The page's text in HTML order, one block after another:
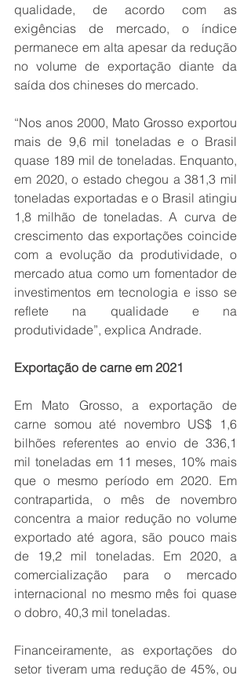
qualidade, de acordo com as
exigências de mercado, o índice
permanece em alta apesar da redução
no volume de exportação diante da
saída dos chineses do mercado.
“Nos anos 2000, Mato Grosso exportou
mais de 9,6 mil toneladas e o Brasil
quase 189 mil de toneladas. Enquanto,
em 2020, o estado chegou a 381,3 mil
toneladas exportadas e o Brasil atingiu
1,8 milhão de toneladas. A curva de
crescimento das exportações coincide
com a evolução da produtividade, o
mercado atua como um fomentador de
investimentos em tecnologia e isso se
reflete na qualidade e na
produtividade”, explica Andrade.
Exportação de carne em 2021
Em Mato Grosso, a exportação de
carne somou até novembro US$ 1,6
bilhões referentes ao envio de 336,1
mil toneladas em 11 meses, 10% mais
que o mesmo período em 2020. Em
contrapartida, o mês de novembro
concentra a maior redução no volume
exportado até agora, são pouco mais
de 19,2 mil toneladas. Em 2020, a
comercialização para o mercado
internacional no mesmo mês foi quase
o dobro, 40,3 mil toneladas.
Financeiramente, as exportações do
setor tiveram uma redução de 45%, ou